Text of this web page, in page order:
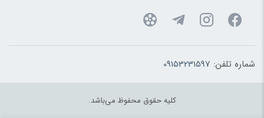
شماره تلفن: 09153231597
کلیه حقوق محفوظ می‌باشد.